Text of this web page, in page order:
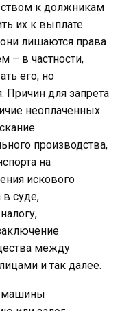
к должникам
их к выплате
лишаются права
– в частности,
его, но
Причин для запрета
неоплаченных
производства,
на
искового
в суде,
между
и так далее.